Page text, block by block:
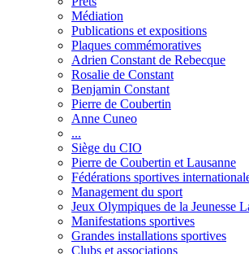
Médiation
Publications et expositions
Plaques commémoratives
Adrien Constant de Rebecque
Rosalie de Constant
Benjamin Constant
Pierre de Coubertin
Anne Cuneo
...
Siège du CIO
Pierre de Coubertin et Lausanne
Fédérations sportives
Management du sport
Jeux Olympiques de la Jeunesse
Manifestations sportives
Grandes installations sportives
Clubs et associations